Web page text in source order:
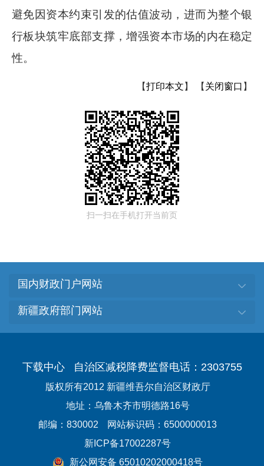
避免因资本约束引发的估值波动，进而为整个银
行板块筑牢底部支撑，增强资本市场的内在稳定
性。
【打印本文 】 【 关闭窗口 】
扫一扫在手机打开当前页
国内财政门户网站
新疆政府部门网站
下载中心 自治区减税降费监督电话：2303755
版权所有2012 新疆维吾尔自治区财政厅
地址：乌鲁木齐市明德路16号
邮编：830002
网站标识码：6500000013
新ICP备17002287号
新公网安备 65010202000418号